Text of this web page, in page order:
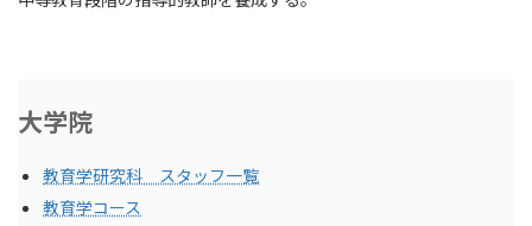
大学院
教育学研究科 スタッフ一覧
教育学コース